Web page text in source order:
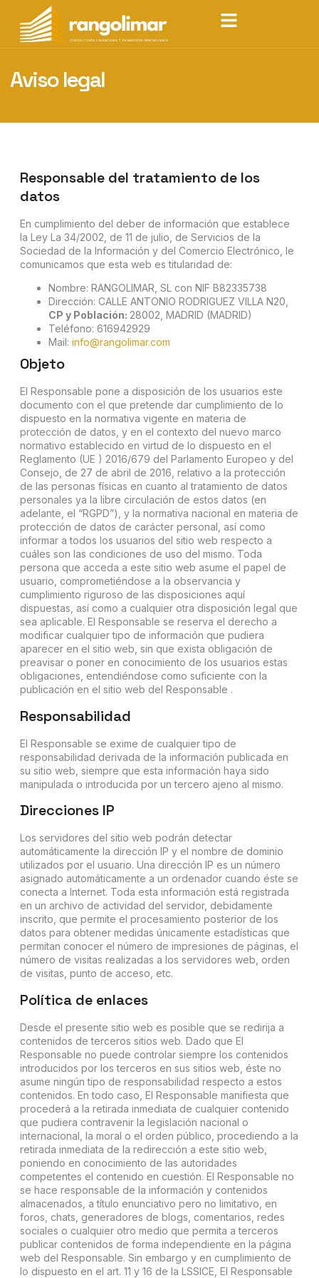
Aviso legal
Responsable del tratamiento de los
datos
En cumplimiento del deber de información que establece
la Ley La 34/2002, de 11 de julio, de Servicios de la
Sociedad de la Información y del Comercio Electrónico, le
comunicamos que esta web es titularidad de:
Nombre: RANGOLIMAR, SL con NIF B82335738
Dirección: CALLE ANTONIO RODRIGUEZ VILLA N20,
CP y Población: 28002, MADRID (MADRID)
Teléfono: 616942929
Mail: info@rangolimar.com
Objeto
El Responsable pone a disposición de los usuarios este
documento con el que pretende dar cumplimiento de lo
dispuesto en la normativa vigente en materia de
protección de datos, y en el contexto del nuevo marco
normativo establecido en virtud de lo dispuesto en el
Reglamento (UE ) 2016/679 del Parlamento Europeo y del
Consejo, de 27 de abril de 2016, relativo a la protección
de las personas físicas en cuanto al tratamiento de datos
personales ya la libre circulación de estos datos (en
adelante, el “RGPD”), y la normativa nacional en materia de
protección de datos de carácter personal, así como
informar a todos los usuarios del sitio web respecto a
cuáles son las condiciones de uso del mismo. Toda
persona que acceda a este sitio web asume el papel de
usuario, comprometiéndose a la observancia y
cumplimiento riguroso de las disposiciones aquí
dispuestas, así como a cualquier otra disposición legal que
sea aplicable. El Responsable se reserva el derecho a
modificar cualquier tipo de información que pudiera
aparecer en el sitio web, sin que exista obligación de
preavisar o poner en conocimiento de los usuarios estas
obligaciones, entendiéndose como suficiente con la
publicación en el sitio web del Responsable .
Responsabilidad
El Responsable se exime de cualquier tipo de
responsabilidad derivada de la información publicada en
su sitio web, siempre que esta información haya sido
manipulada o introducida por un tercero ajeno al mismo.
Direcciones IP
Los servidores del sitio web podrán detectar
automáticamente la dirección IP y el nombre de dominio
utilizados por el usuario. Una dirección IP es un número
asignado automáticamente a un ordenador cuando éste se
conecta a Internet. Toda esta información está registrada
en un archivo de actividad del servidor, debidamente
inscrito, que permite el procesamiento posterior de los
datos para obtener medidas únicamente estadísticas que
permitan conocer el número de impresiones de páginas, el
número de visitas realizadas a los servidores web, orden
de visitas, punto de acceso, etc.
Política de enlaces
Desde el presente sitio web es posible que se redirija a
contenidos de terceros sitios web. Dado que El
Responsable no puede controlar siempre los contenidos
introducidos por los terceros en sus sitios web, éste no
asume ningún tipo de responsabilidad respecto a estos
contenidos. En todo caso, El Responsable manifiesta que
procederá a la retirada inmediata de cualquier contenido
que pudiera contravenir la legislación nacional o
internacional, la moral o el orden público, procediendo a la
retirada inmediata de la redirección a este sitio web,
poniendo en conocimiento de las autoridades
competentes el contenido en cuestión. El Responsable no
se hace responsable de la información y contenidos
almacenados, a título enunciativo pero no limitativo, en
foros, chats, generadores de blogs, comentarios, redes
sociales o cualquier otro medio que permita a terceros
publicar contenidos de forma independiente en la página
web del Responsable. Sin embargo y en cumplimiento de
lo dispuesto en el art. 11 y 16 de la LSSICE, El Responsable